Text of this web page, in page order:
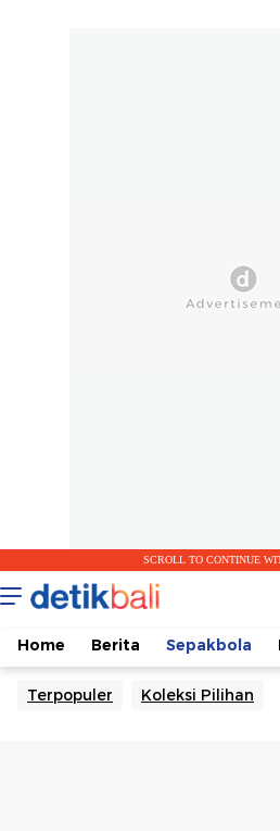
SCROLL TO CONTINUE
Home Berita Sepakbola
Terpopuler Koleksi Pilihan